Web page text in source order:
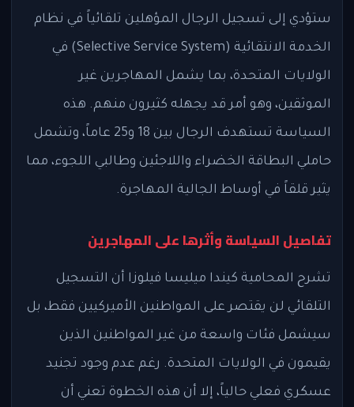
ستؤدي إلى تسجيل الرجال المؤهلين تلقائياً في نظام
الخدمة الانتقائية (Selective Service System) في
الولايات المتحدة، بما يشمل المهاجرين غير
الموثقين، وهو أمر قد يجهله كثيرون منهم. هذه
السياسة تستهدف الرجال بين 18 و25 عاماً، وتشمل
حاملي البطاقة الخضراء واللاجئين وطالبي اللجوء، مما
يثير قلقاً في أوساط الجالية المهاجرة.
تفاصيل السياسة وأثرها على المهاجرين
تشرح المحامية كيندا ميليسا فيلوزا أن التسجيل
التلقائي لن يقتصر على المواطنين الأميركيين فقط، بل
سيشمل فئات واسعة من غير المواطنين الذين
يقيمون في الولايات المتحدة. رغم عدم وجود تجنيد
عسكري فعلي حالياً، إلا أن هذه الخطوة تعني أن